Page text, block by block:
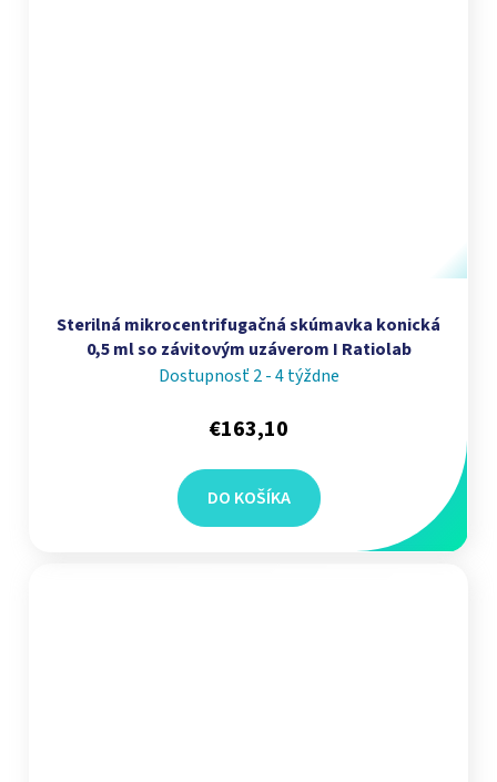
Sterilná mikrocentrifugačná skúmavka konická
0,5 ml so závitovým uzáverom I Ratiolab
Dostupnosť 2 - 4 týždne
€163,10
DO KOŠÍKA